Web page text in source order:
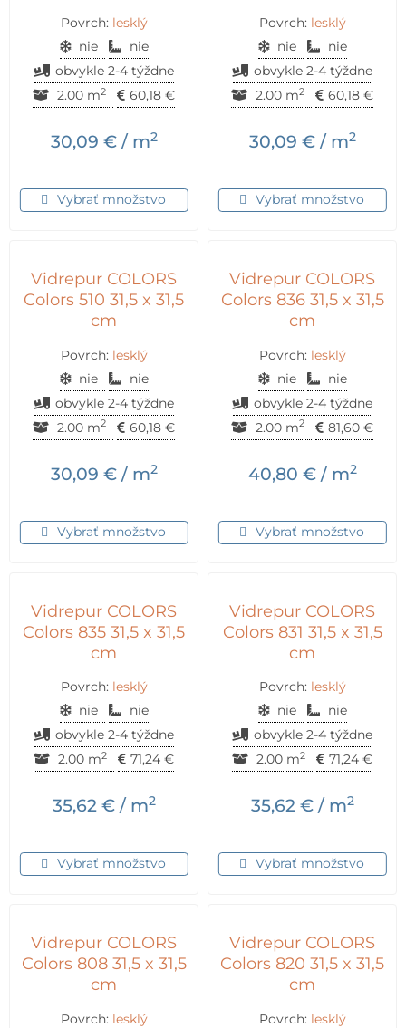
Povrch: lesklý
nie
nie
obvykle 2-4 týždne
2.00 m2 60,18 €
30,09 €/ m2
Vybrať množstvo
Povrch: lesklý
nie
nie
obvykle 2-4 týždne
2.00 m2 60,18 €
30,09 €/ m2
Vybrať množstvo
Vidrepur COLORS
Colors 510 31,5 x 31,5
cm
Povrch: lesklý
nie
nie
obvykle 2-4 týždne
2.00 m2 60,18 €
30,09 €/ m2
Vybrať množstvo
Vidrepur COLORS
Colors 836 31,5 x 31,5
cm
Povrch: lesklý
nie
nie
obvykle 2-4 týždne
2.00 m2 81,60 €
40,80 €/ m2
Vybrať množstvo
Vidrepur COLORS
Colors 835 31,5 x 31,5
cm
Povrch: lesklý
nie
nie
obvykle 2-4 týždne
2.00 m2 71,24 €
35,62 €/ m2
Vybrať množstvo
Vidrepur COLORS
Colors 831 31,5 x 31,5
cm
Povrch: lesklý
nie
nie
obvykle 2-4 týždne
2.00 m2 71,24 €
35,62 €/ m2
Vybrať množstvo
Vidrepur COLORS
Colors 808 31,5 x 31,5
cm
Povrch: lesklý
Vidrepur COLORS
Colors 820 31,5 x 31,5
cm
Povrch: lesklý